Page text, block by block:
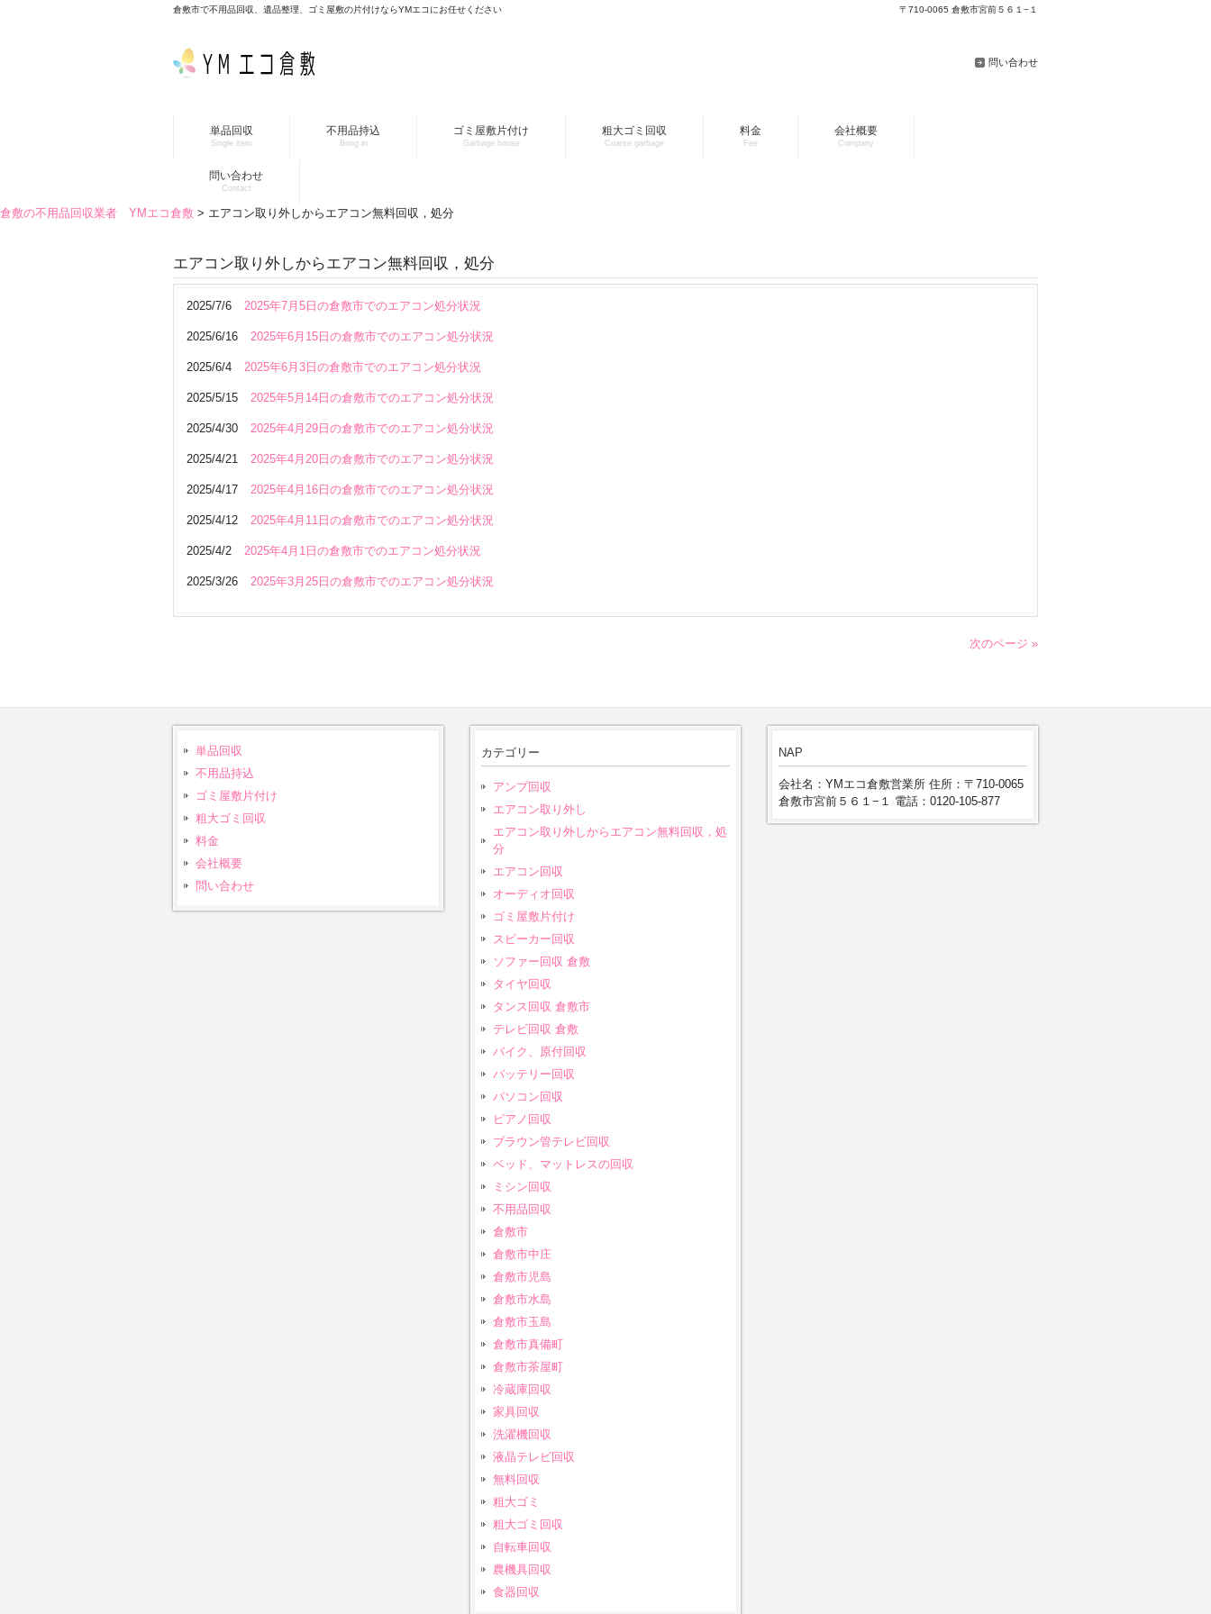
倉敷市で不用品回収、遺品整理、ゴミ屋敷の片付けならYMエコにお任せください 〒710-0065 倉敷市宮前５６１−１
問い合わせ
単品回収
Single item
不用品持込
Bring in
ゴミ屋敷片付け
Garbage house
粗大ゴミ回収
Coarse garbage
料金
Fee
会社概要
Company
問い合わせ
Contact
倉敷の不用品回収業者 YMエコ倉敷 > エアコン取り外しからエアコン無料回収，処分
エアコン取り外しからエアコン無料回収，処分
2025/7/6 2025年7月5日の倉敷市でのエアコン処分状況
2025/6/16 2025年6月15日の倉敷市でのエアコン処分状況
2025/6/4 2025年6月3日の倉敷市でのエアコン処分状況
2025/5/15 2025年5月14日の倉敷市でのエアコン処分状況
2025/4/30 2025年4月29日の倉敷市でのエアコン処分状況
2025/4/21 2025年4月20日の倉敷市でのエアコン処分状況
2025/4/17 2025年4月16日の倉敷市でのエアコン処分状況
2025/4/12 2025年4月11日の倉敷市でのエアコン処分状況
2025/4/2 2025年4月1日の倉敷市でのエアコン処分状況
2025/3/26 2025年3月25日の倉敷市でのエアコン処分状況
次のページ »
単品回収
不用品持込
ゴミ屋敷片付け
粗大ゴミ回収
料金
会社概要
問い合わせ
カテゴリー
アンプ回収
エアコン取り外し
エアコン取り外しからエアコン無料回収，処
分
エアコン回収
オーディオ回収
ゴミ屋敷片付け
スピーカー回収
ソファー回収 倉敷
タイヤ回収
タンス回収 倉敷市
テレビ回収 倉敷
バイク、原付回収
バッテリー回収
パソコン回収
ピアノ回収
ブラウン管テレビ回収
ベッド、マットレスの回収
ミシン回収
不用品回収
倉敷市
倉敷市中庄
倉敷市児島
倉敷市水島
倉敷市玉島
倉敷市真備町
倉敷市茶屋町
冷蔵庫回収
家具回収
洗濯機回収
液晶テレビ回収
無料回収
粗大ゴミ
粗大ゴミ回収
自転車回収
農機具回収
食器回収
NAP
会社名：YMエコ倉敷営業所 住所：〒710-0065
倉敷市宮前５６１−１ 電話：0120-105-877